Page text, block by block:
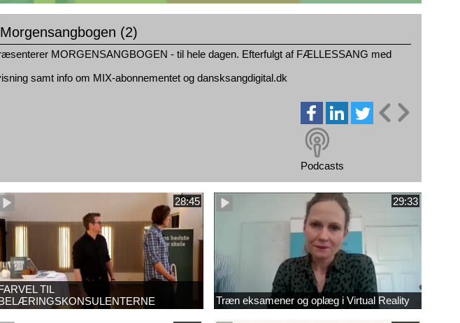
(2)
MORGENSANGBOGEN - til hele dagen. Efterfulgt af FÆLLESSANG med
samt info om MIX-abonnementet og dansksangdigital.dk
Podcasts
28:45
TIL
29:33
Træn eksamener og oplæg i Virtual Reality